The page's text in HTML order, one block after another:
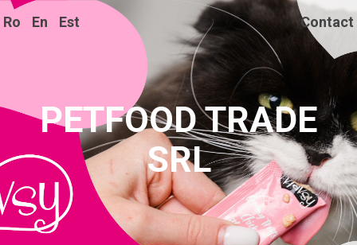
Ro En Est Contact
PETFOOD TRADE
SRL